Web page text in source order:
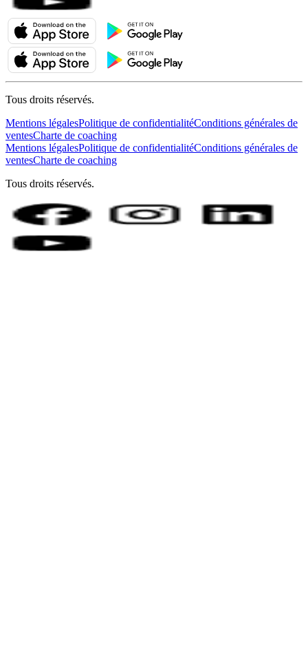
Tous droits réservés.
Mentions légalesPolitique de confidentialitéConditions générales de
ventesCharte de coaching
Mentions légalesPolitique de confidentialitéConditions générales de
ventesCharte de coaching
Tous droits réservés.